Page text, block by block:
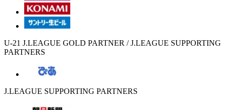
U-21 J.LEAGUE GOLD PARTNER / J.LEAGUE SUPPORTING
PARTNERS
J.LEAGUE SUPPORTING PARTNERS